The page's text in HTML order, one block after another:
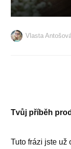
Vlasta
Tvůj příběh
Tuto frázi jste už